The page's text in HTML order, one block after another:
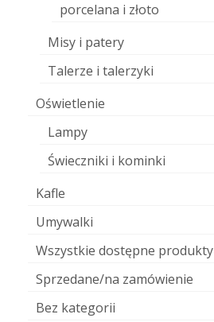
porcelana i złoto
Misy i patery
Talerze i talerzyki
Oświetlenie
Lampy
Świeczniki i kominki
Kafle
Umywalki
Wszystkie dostępne produkty
Sprzedane/na zamówienie
Bez kategorii